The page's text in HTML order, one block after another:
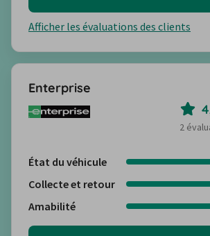
Afficher les évaluations des clients
Enterprise
2
État du véhicule
Collecte et retour
Amabilité